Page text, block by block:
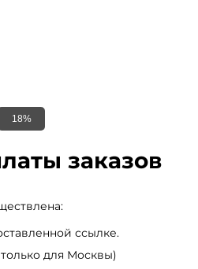
18%
заказов
ссылке.
для Москвы)